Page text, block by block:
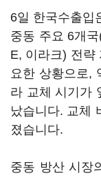
6일 한국수출입
중동 주요 6개
E, 이라크) 전략
요한 상황으로,
라 교체 시기가
났습니다. 교체
졌습니다.
중동 방산 시장